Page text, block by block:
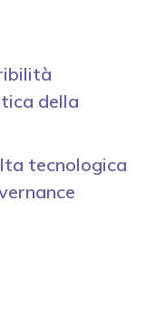
della
tecnologica